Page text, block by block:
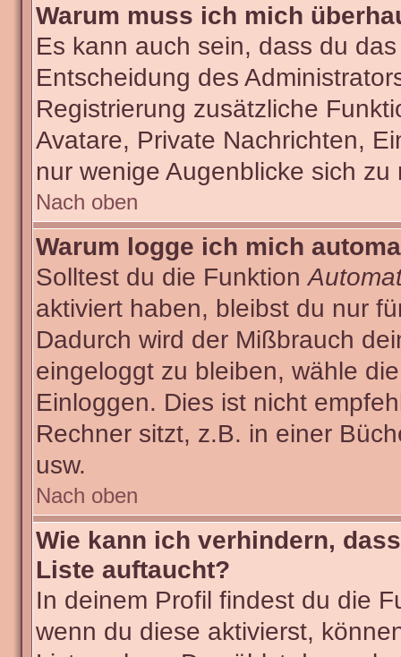
Warum muss ich mich
Es kann auch sein, dass du
Entscheidung des
Registrierung zusätzliche
Avatare, Private Nachrichten,
nur wenige Augenblicke sich
Nach oben
Warum logge ich mich
Solltest du die Funktion
aktiviert haben, bleibst du nur
Dadurch wird der Mißbrauch
eingeloggt zu bleiben, wähle
Einloggen. Dies ist nicht
Rechner sitzt, z.B. in einer
usw.
Nach oben
Wie kann ich verhindern,
Liste auftaucht?
In deinem Profil findest du die
wenn du diese aktivierst,